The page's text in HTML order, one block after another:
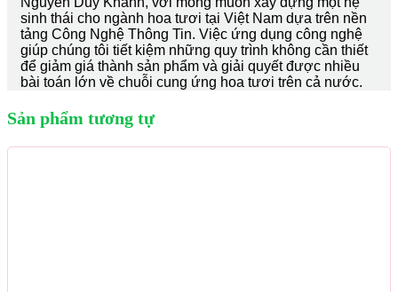
sinh thái cho ngành hoa tươi tại Việt Nam dựa trên nền
tảng Công Nghệ Thông Tin. Việc ứng dụng công nghệ
giúp chúng tôi tiết kiệm những quy trình không cần thiết
để giảm giá thành sản phẩm và giải quyết được nhiều
bài toán lớn về chuỗi cung ứng hoa tươi trên cả nước.
Sản phẩm tương tự